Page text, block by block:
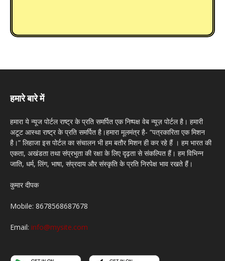
हमारे बारे में
हमारा ये न्यूज पोर्टल राष्ट्र के प्रति समर्पित एक निष्पक्ष वेब न्यूज़ पोर्टल है। हमारी
अटूट आस्था राष्ट्र के प्रति समर्पित है।हमारा मूलमंत्र है- “पत्रकारिता एक मिशन
है।” लिहाजा इस पोर्टल का संचालन भी हम बतौर मिशन ही कर रहे हैं । हम भारत की
एकता, अखंडता तथा संप्रभुता की रक्षा के लिए दृढ़ता से संकल्पित हैं। हम विभिन्न
जाति, धर्म, लिंग, भाषा, संप्रदाय और संस्कृति के प्रति निरपेक्ष भाव रखते हैं।
कुमार दीपक
Mobile: 8678568687678
Email: info@mysite.com